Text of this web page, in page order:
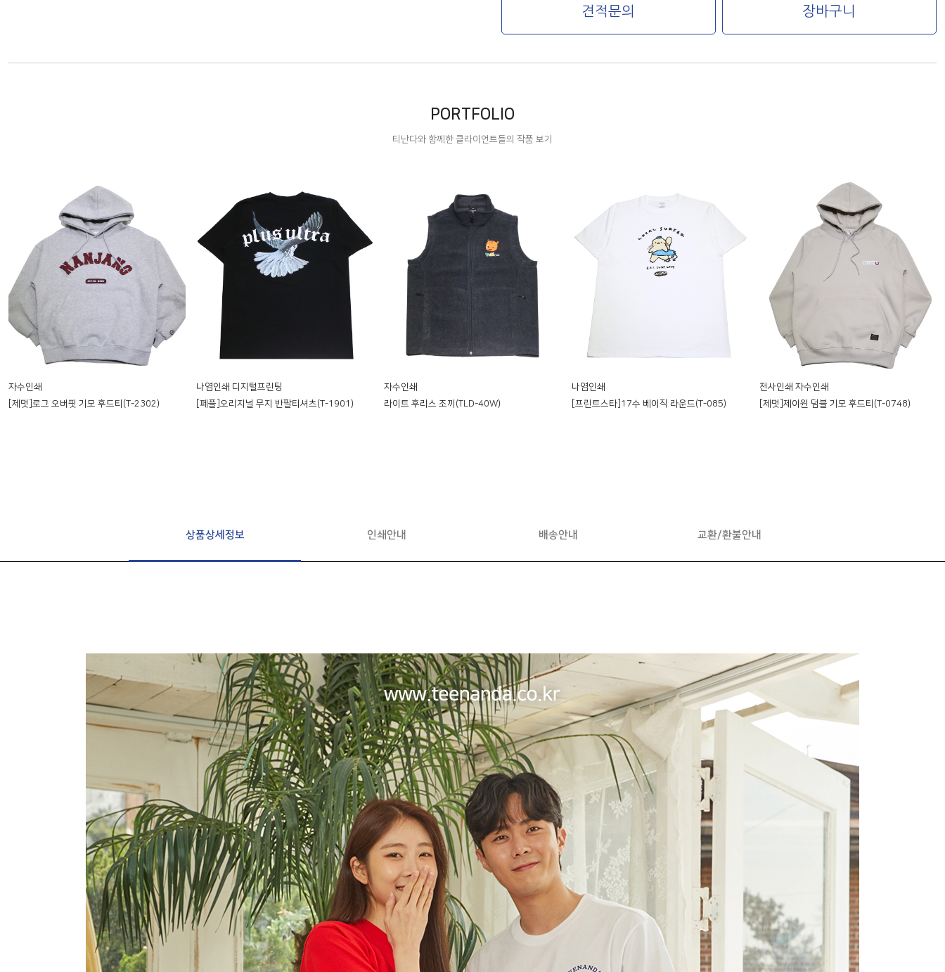
PORTFOLIO
티난다와 함께한 클라이언트들의 작품 보기
자수인쇄
[제멋]로그 오버핏 기모 후드티(T-2302)
나염인쇄 디지털프린팅
[페플]오리지널 무지 반팔티셔츠(T-1901)
자수인쇄
라이트 후리스 조끼(TLD-40W)
나염인쇄
[프린트스타]17수 베이직 라운드(T-085)
전사인쇄 자수인쇄
[제멋]제이윈 덤블 기모 후드티(T-0748)
상품상세정보 인쇄안내 배송안내 교환/환불안내